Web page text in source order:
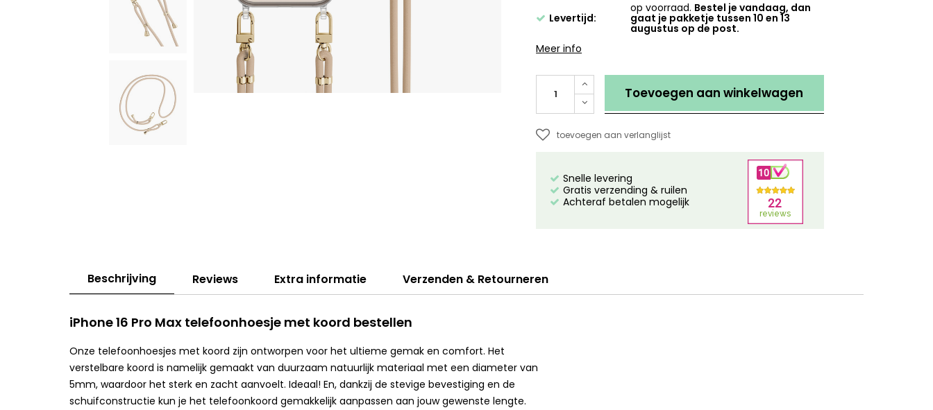
Levertijd:
op voorraad. Bestel je vandaag, dan
gaat je pakketje tussen 10 en 13
augustus op de post.
Meer info
Toevoegen aan winkelwagen
toevoegen aan verlanglijst
Snelle levering
Gratis verzending & ruilen
Achteraf betalen mogelijk
Beschrijving Reviews Extra informatie Verzenden & Retourneren
iPhone 16 Pro Max telefoonhoesje met koord bestellen
Onze telefoonhoesjes met koord zijn ontworpen voor het ultieme gemak en comfort. Het
verstelbare koord is namelijk gemaakt van duurzaam natuurlijk materiaal met een diameter van
5mm, waardoor het sterk en zacht aanvoelt. Ideaal! En, dankzij de stevige bevestiging en de
schuifconstructie kun je het telefoonkoord gemakkelijk aanpassen aan jouw gewenste lengte.